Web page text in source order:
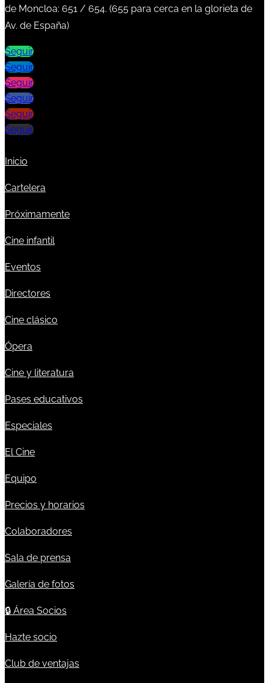
de Moncloa: 651 / 654. (655 para cerca en la glorieta de
Av. de España)
Seguir
Seguir
Seguir
Seguir
Seguir
Seguir
Inicio
Cartelera
Próximamente
Cine infantil
Eventos
Directores
Cine clásico
Ópera
Cine y literatura
Pases educativos
Especiales
El Cine
Equipo
Precios y horarios
Colaboradores
Sala de prensa
Galería de fotos
🔒 Área Socios
Hazte socio
Club de ventajas